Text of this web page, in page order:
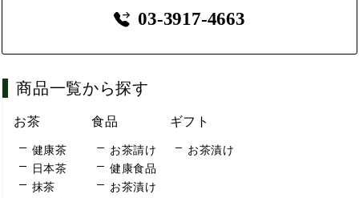
03-3917-4663
商品一覧から探す
お茶
健康茶
日本茶
抹茶
食品
お茶請け
健康食品
お茶漬け
ギフト
お茶漬け